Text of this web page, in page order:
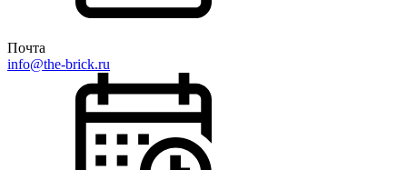
Почта
info@the-brick.ru